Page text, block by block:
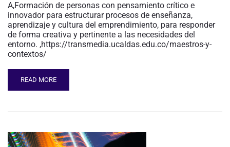
A,Formación de personas con pensamiento crítico e
innovador para estructurar procesos de enseñanza,
aprendizaje y cultura del emprendimiento, para responder
de forma creativa y pertinente a las necesidades del
entorno. ,https://transmedia.ucaldas.edu.co/maestros-y-
contextos/
READ MORE